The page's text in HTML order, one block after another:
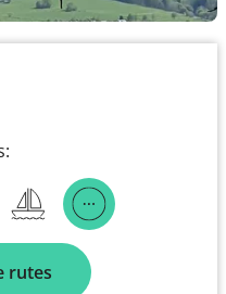
rutes